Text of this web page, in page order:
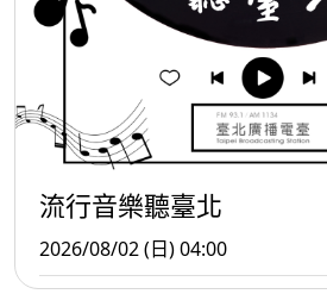
流行音樂聽臺北
2026/08/02 (日) 04:00